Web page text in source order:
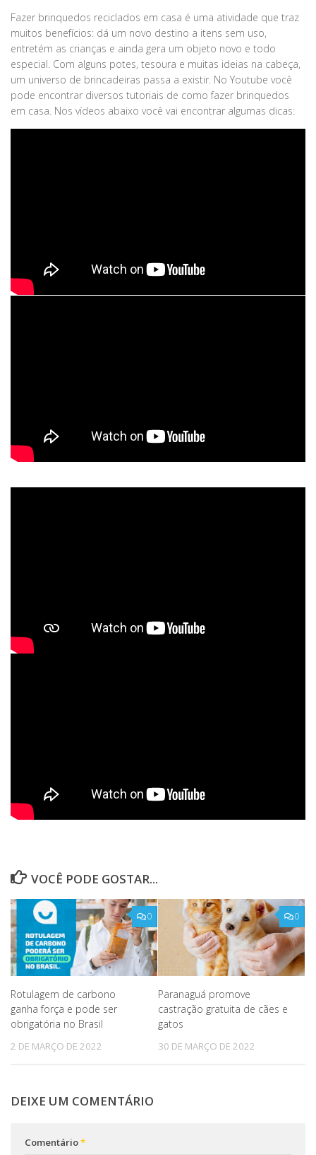
Fazer brinquedos reciclados em casa é uma atividade que traz
muitos benefícios: dá um novo destino a itens sem uso,
entretém as crianças e ainda gera um objeto novo e todo
especial. Com alguns potes, tesoura e muitas ideias na cabeça,
um universo de brincadeiras passa a existir. No Youtube você
pode encontrar diversos tutoriais de como fazer brinquedos
em casa. Nos vídeos abaixo você vai encontrar algumas dicas:
VOCÊ PODE GOSTAR...
0
Rotulagem de carbono
ganha força e pode ser
obrigatória no Brasil
2 DE MARÇO DE 2022
0
Paranaguá promove
castração gratuita de cães e
gatos
30 DE MARÇO DE 2022
DEIXE UM COMENTÁRIO
Comentário*